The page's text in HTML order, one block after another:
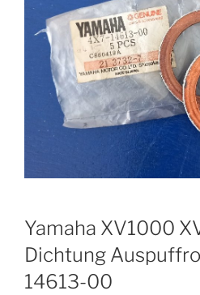
Yamaha XV1000
Dichtung
14613-00